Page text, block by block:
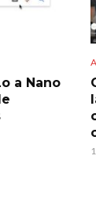
a Nano